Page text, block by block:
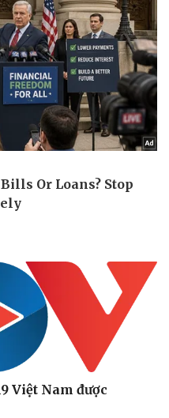
Công nghệ
Sành điệu
Tin Công nghệ
Trải nghiệm
Chuyển đổi số
Việt Nam được